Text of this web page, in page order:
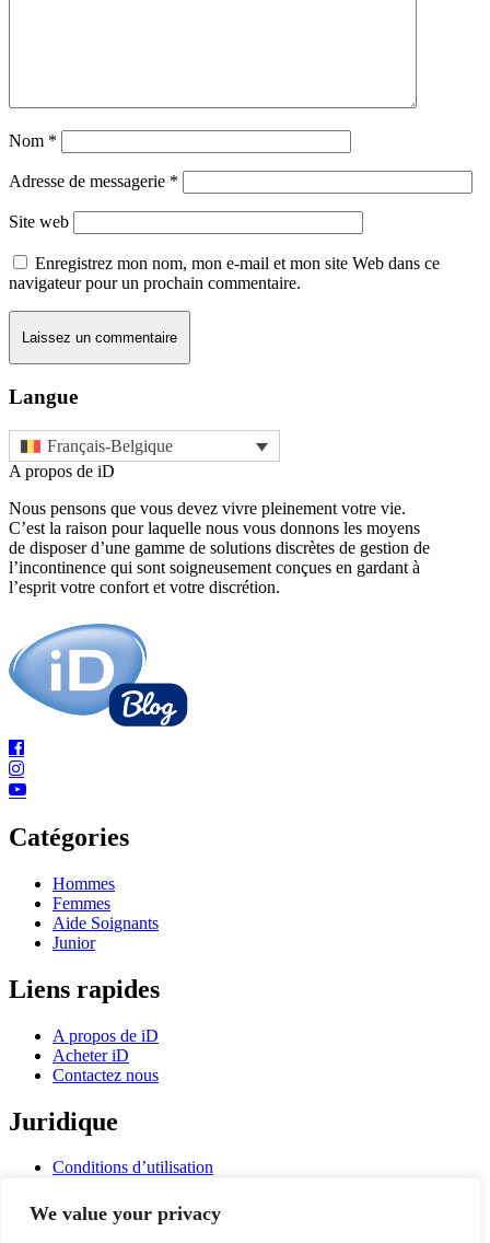
We value your privacy
Nom *
Adresse de messagerie *
Site web
Enregistrez mon nom, mon e-mail et mon site Web dans ce
navigateur pour un prochain commentaire.
Langue
Français-Belgique
A propos de iD
Nous pensons que vous devez vivre pleinement votre vie.
C’est la raison pour laquelle nous vous donnons les moyens
de disposer d’une gamme de solutions discrètes de gestion de
l’incontinence qui sont soigneusement conçues en gardant à
l’esprit votre confort et votre discrétion.
Catégories
Hommes
Femmes
Aide Soignants
Junior
Liens rapides
A propos de iD
Acheter iD
Contactez nous
Juridique
Conditions d’utilisation
Politique de confidentialité
Politique relative aux cookies